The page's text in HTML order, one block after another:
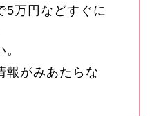
5万円などすぐに
報がみあたらな